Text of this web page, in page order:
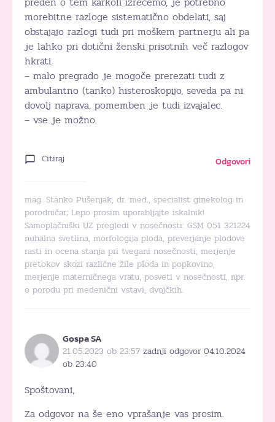
morebitne razloge sistematično obdelati, saj
obstajajo razlogi tudi pri moškem partnerju ali pa
je lahko pri dotični ženski prisotnih več razlogov
hkrati.
– malo pregrado je mogoče prerezati tudi z
ambulantno (tanko) histeroskopijo, seveda pa ni
dovolj naprava, pomemben je tudi izvajalec.
– vse je možno.
Citiraj Odgovori
mag. Stanko Pušenjak, dr. med., specialist ginekolog in
porodničar; Lepo prosim uporabljajte iskalnik!
Samoplačniški UZ pregledi v nosečnosti: GSM 051 321224
nuhalna svetlina, morfologija ploda, preverjanje plodove
rasti in ocena stanja pri tvegani nosečnosti, merjenje
pretokov skozi različne žile ploda in popkovino,
merjenje materničnega vratu, posveti v nosečnosti, npr.
o porodu pri medenični vstavi, dvojčkih.
Gospa SA
21.05.2023 ob 23:57 zadnji odgovor 04.10.2024
ob 23:40
Spoštovani,
Za odgovor na še eno vprašanje vas prosim.